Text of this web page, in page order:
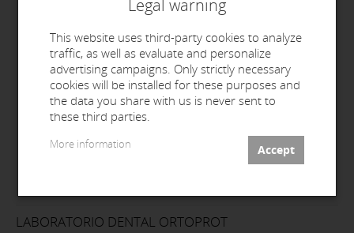
LABORATORIO DENTAL ORTOPROT
Legal warning
This website uses third-party cookies to analyze
traffic, as well as evaluate and personalize
advertising campaigns. Only strictly necessary
cookies will be installed for these purposes and
the data you share with us is never sent to
these third parties.
More information